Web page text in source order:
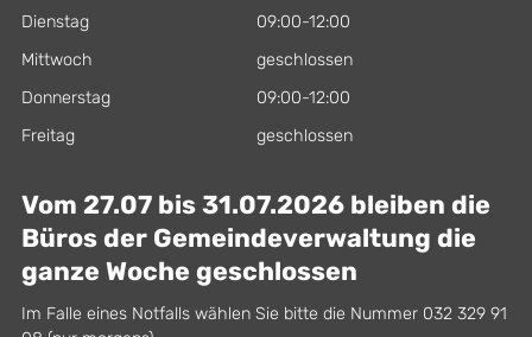
Dienstag
09:00-12:00
Mittwoch
geschlossen
Donnerstag
09:00-12:00
Freitag
geschlossen
Vom 27.07 bis 31.07.2026 bleiben die
Büros der Gemeindeverwaltung die
ganze Woche geschlossen
Im Falle eines Notfalls wählen Sie bitte die Nummer 032 329 91